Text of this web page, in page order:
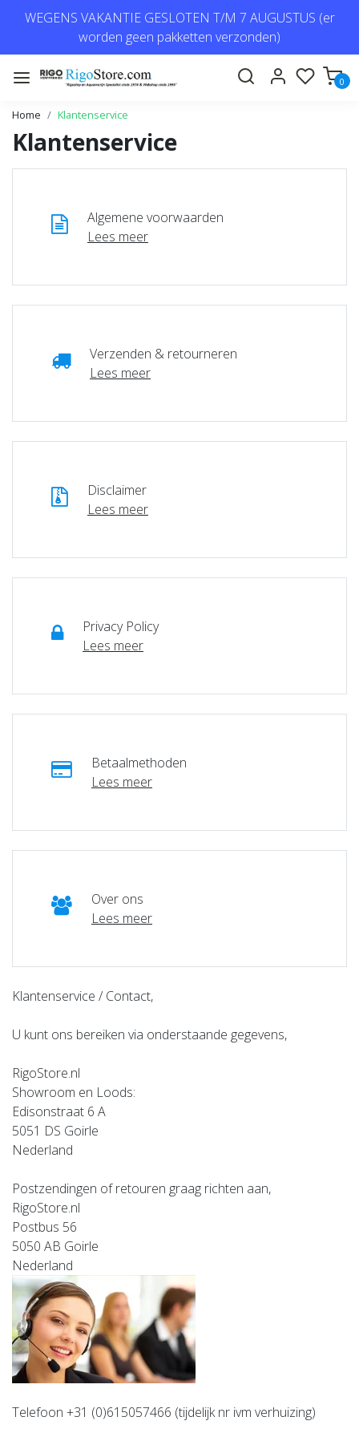
WEGENS VAKANTIE GESLOTEN T/M 7 AUGUSTUS (er
worden geen pakketten verzonden)
0
Home Klantenservice
Klantenservice
Algemene voorwaarden
Lees meer
Verzenden & retourneren
Lees meer
Disclaimer
Lees meer
Privacy Policy
Lees meer
Betaalmethoden
Lees meer
Over ons
Lees meer
Klantenservice / Contact,
U kunt ons bereiken via onderstaande gegevens,
RigoStore.nl
Showroom en Loods:
Edisonstraat 6 A
5051 DS Goirle
Nederland
Postzendingen of retouren graag richten aan,
RigoStore.nl
Postbus 56
5050 AB Goirle
Nederland
Telefoon +31 (0)615057466 (tijdelijk nr ivm verhuizing)